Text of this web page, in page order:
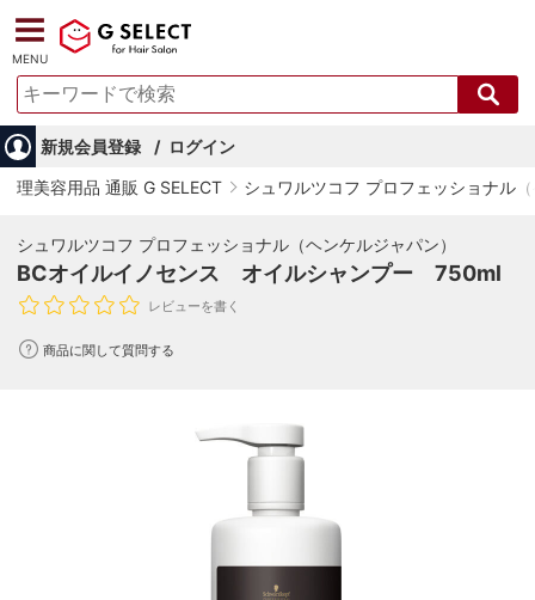
MENU
新規会員登録
ログイン
理美容用品 通販 G SELECT
シュワルツコフ プロフェッショナル
シュワルツコフ プロフェッショナル（ヘンケルジャパン）
BCオイルイノセンス オイルシャンプー 750ml
レビューを書く
商品に関して質問する